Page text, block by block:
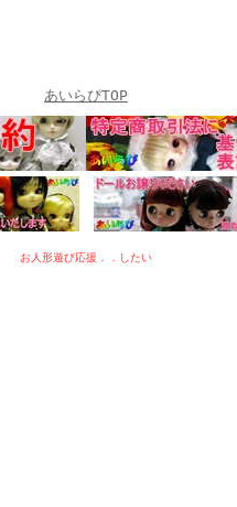
あいらぴTOP
お人形遊び応援．．したい